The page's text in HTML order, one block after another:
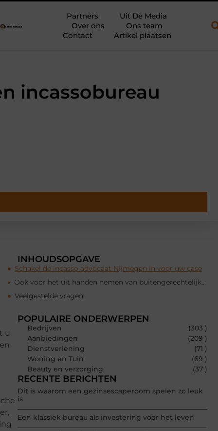
Partners
Uit De Media
Over ons
Ons team
Contact
Artikel plaatsen
incassobureau
u
INHOUDSOPGAVE
Schakel de incasso advocaat Nijmegen in voor uw case
Ook voor het uit handen nemen van buitengerechtelijke incassokosten
Veelgestelde vragen
POPULAIRE ONDERWERPEN
Bedrijven
(303 )
Aanbiedingen
(209 )
Dienstverlening
(71 )
Woning en Tuin
(69 )
Beauty en verzorging
(37 )
RECENTE BERICHTEN
Dit is waarom een gezinsescaperoom spelen zo leuk
is
Een klassiek bureau als investering voor het leven